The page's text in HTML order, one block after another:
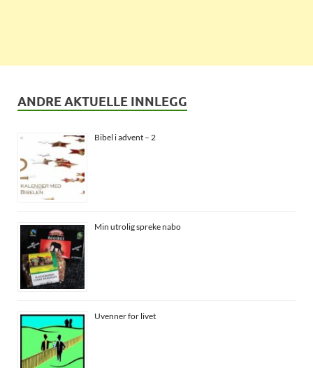
ANDRE AKTUELLE INNLEGG
Bibel i advent – 2
Min utrolig spreke nabo
Uvenner for livet